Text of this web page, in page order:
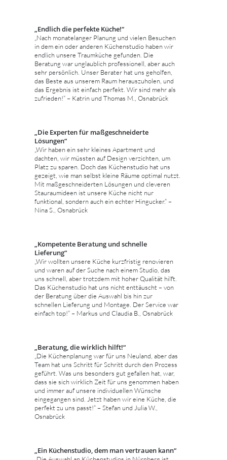
„Endlich die perfekte Küche!“
„Nach monatelanger Planung und vielen Besuchen
in dem ein oder anderen Küchenstudio haben wir
endlich unsere Traumküche gefunden. Die
Beratung war unglaublich professionell, aber auch
sehr persönlich. Unser Berater hat uns geholfen,
das Beste aus unserem Raum herauszuholen, und
das Ergebnis ist einfach perfekt. Wir sind mehr als
zufrieden!“ – Katrin und Thomas M., Osnabrück
„Die Experten für maßgeschneiderte
Lösungen“
„Wir haben ein sehr kleines Apartment und
dachten, wir müssten auf Design verzichten, um
Platz zu sparen. Doch das Küchenstudio hat uns
gezeigt, wie man selbst kleine Räume optimal nutzt.
Mit maßgeschneiderten Lösungen und cleveren
Stauraumideen ist unsere Küche nicht nur
funktional, sondern auch ein echter Hingucker.“ –
Nina S., Osnabrück
„Kompetente Beratung und schnelle
Lieferung“
„Wir wollten unsere Küche kurzfristig renovieren
und waren auf der Suche nach einem Studio, das
uns schnell, aber trotzdem mit hoher Qualität hilft.
Das Küchenstudio hat uns nicht enttäuscht – von
der Beratung über die Auswahl bis hin zur
schnellen Lieferung und Montage. Der Service war
einfach top!“ – Markus und Claudia B., Osnabrück
„Beratung, die wirklich hilft!“
„Die Küchenplanung war für uns Neuland, aber das
Team hat uns Schritt für Schritt durch den Prozess
geführt. Was uns besonders gut gefallen hat, war,
dass sie sich wirklich Zeit für uns genommen haben
und immer auf unsere individuellen Wünsche
eingegangen sind. Jetzt haben wir eine Küche, die
perfekt zu uns passt!“ – Stefan und Julia W.,
Osnabrück
„Ein Küchenstudio, dem man vertrauen kann“